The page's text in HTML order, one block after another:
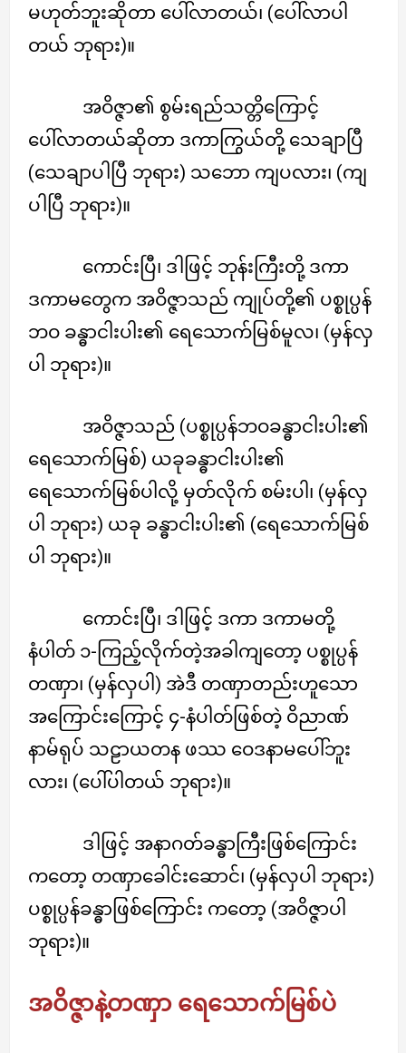
မဟုတ်ဘူးဆိုတာ ပေါ်လာတယ်၊ (ပေါ်လာပါ
တယ် ဘုရား)။
အဝိဇ္ဇာ၏ စွမ်းရည်သတ္တိကြောင့်
ပေါ်လာတယ်ဆိုတာ ဒကာကြွယ်တို့ သေချာပြီ
(သေချာပါပြီ ဘုရား) သဘော ကျပလား၊ (ကျ
ပါပြီ ဘုရား)။
ကောင်းပြီ၊ ဒါဖြင့် ဘုန်းကြီးတို့ ဒကာ
ဒကာမတွေက အဝိဇ္ဇာသည် ကျုပ်တို့၏ ပစ္စုပ္ပန်
ဘဝ ခန္ဓာငါးပါး၏ ရေသောက်မြစ်မူလ၊ (မှန်လှ
ပါ ဘုရား)။
အဝိဇ္ဇာသည် (ပစ္စုပ္ပန်ဘဝခန္ဓာငါးပါး၏
ရေသောက်မြစ်) ယခုခန္ဓာငါးပါး၏
ရေသောက်မြစ်ပါလို့ မှတ်လိုက် စမ်းပါ၊ (မှန်လှ
ပါ ဘုရား) ယခု ခန္ဓာငါးပါး၏ (ရေသောက်မြစ်
ပါ ဘုရား)။
ကောင်းပြီ၊ ဒါဖြင့် ဒကာ ဒကာမတို့
နံပါတ် ၁-ကြည့်လိုက်တဲ့အခါကျတော့ ပစ္စုပ္ပန်
တဏှာ၊ (မှန်လှပါ) အဲဒီ တဏှာတည်းဟူသော
အကြောင်းကြောင့် ၄-နံပါတ်ဖြစ်တဲ့ ဝိညာဏ်
နာမ်ရုပ် သဠာယတန ဖဿ ဝေဒနာမပေါ်ဘူး
လား၊ (ပေါ်ပါတယ် ဘုရား)။
ဒါဖြင့် အနာဂတ်ခန္ဓာကြီးဖြစ်ကြောင်း
ကတော့ တဏှာခေါင်းဆောင်၊ (မှန်လှပါ ဘုရား)
ပစ္စုပ္ပန်ခန္ဓာဖြစ်ကြောင်း ကတော့ (အဝိဇ္ဇာပါ
ဘုရား)။
အဝိဇ္ဇာနဲ့တဏှာ ရေသောက်မြစ်ပဲ